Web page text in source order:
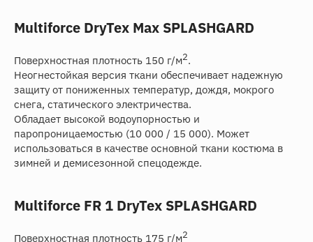
Multiforce DryTex Max SPLASHGARD
Поверхностная плотность 150 г/м2.
Неогнестойкая версия ткани обеспечивает надежную
защиту от пониженных температур, дождя, мокрого
снега, статического электричества.
Обладает высокой водоупорностью и
паропроницаемостью (10 000 / 15 000). Может
использоваться в качестве основной ткани костюма в
зимней и демисезонной спецодежде.
Multiforce FR 1 DryTex SPLASHGARD
Поверхностная плотность 175 г/м2